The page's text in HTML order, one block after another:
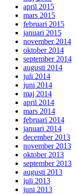
april 2015
mars 2015
februari 2015
januari 2015
november 2014
oktober 2014
september 2014
augusti 2014
juli 2014
juni 2014
maj 2014
april 2014
mars 2014
februari 2014
januari 2014
december 2013
november 2013
oktober 2013
september 2013
augusti 2013
juli 2013
juni 2013